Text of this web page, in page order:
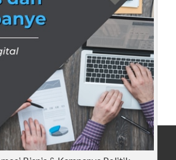
Bingung Cari Universitas
Jurusan Manajemen? Berikut
ada Universitas di Bandung
Jurusan Manajemen Paling
Unggul
Tentang Kami
Disclaimer